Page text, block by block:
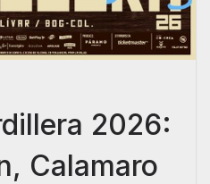
2026:
Calamaro